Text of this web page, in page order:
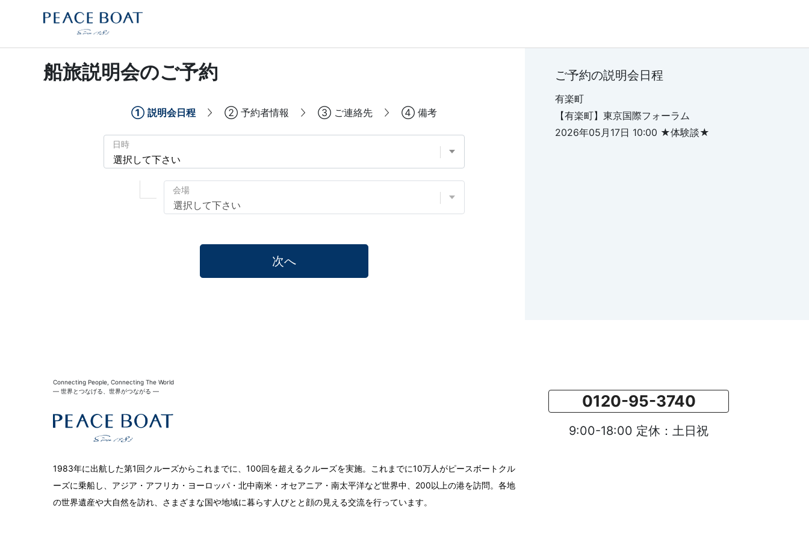
船旅説明会のご予約 ご予約の説明会日程
有楽町
【有楽町】東京国際フォーラム
2026年05月17日 10:00 ★体験談★
① 説明会日程 ② 予約者情報 ③ ご連絡先 ④ 備考
日時
会場
次へ
0120-95-3740
9:00-18:00 定休：土日祝
Connecting People, Connecting The World
― 世界とつなげる、世界がつながる ―
1983年に出航した第1回クルーズからこれまでに、100回を超えるクルーズを実施。これまでに10万人がピースボートクル
ーズに乗船し、アジア・アフリカ・ヨーロッパ・北中南米・オセアニア・南太平洋など世界中、200以上の港を訪問。各地
の世界遺産や大自然を訪れ、さまざまな国や地域に暮らす人びとと顔の見える交流を行っています。